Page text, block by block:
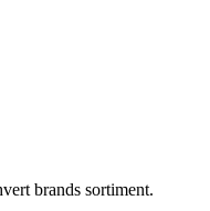
brands sortiment.